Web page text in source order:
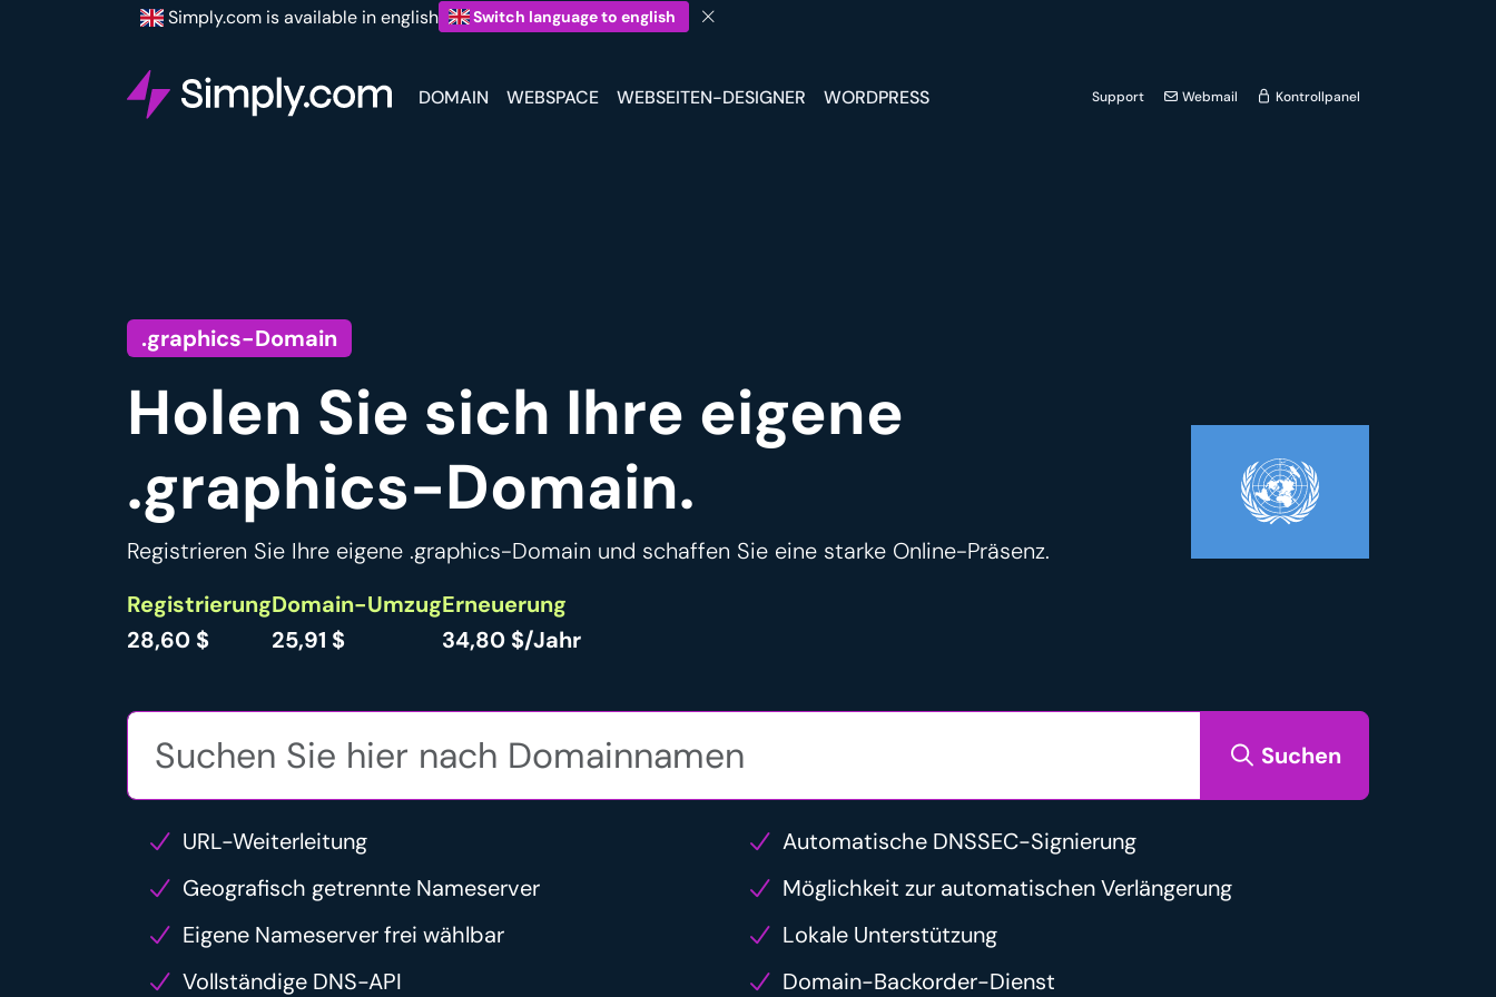
Simply.com is available in english Switch language to english
DOMAIN WEBSPACE WEBSEITEN-DESIGNER WORDPRESS Support Webmail Kontrollpanel
.graphics-Domain
Holen Sie sich Ihre eigene
.graphics-Domain.
Registrieren Sie Ihre eigene .graphics-Domain und schaffen Sie eine starke Online-Präsenz.
Registrierung
28,60 $
Domain-Umzug
25,91 $
Erneuerung
34,80 $/Jahr
Suchen
URL-Weiterleitung
Automatische DNSSEC-Signierung
Geografisch getrennte Nameserver
Möglichkeit zur automatischen Verlängerung
Eigene Nameserver frei wählbar
Lokale Unterstützung
Vollständige DNS-API
Domain-Backorder-Dienst